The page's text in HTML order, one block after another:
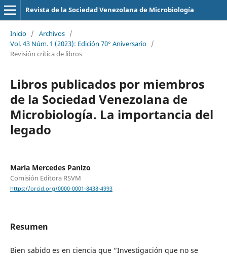
Revista de la Sociedad Venezolana de Microbiología
Inicio / Archivos /
Vol. 43 Núm. 1 (2023): Edición 70° Aniversario /
Revisión crítica de libros
Libros publicados por miembros
de la Sociedad Venezolana de
Microbiología. La importancia del
legado
María Mercedes Panizo
Comisión Editora RSVM
https://orcid.org/0000-0001-8438-4993
Resumen
Bien sabido es en ciencia que “Investigación que no se